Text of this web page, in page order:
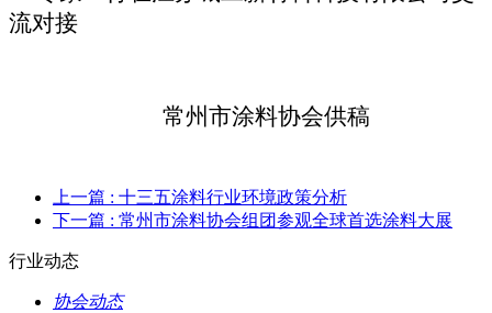
流对接
常州市涂料协会供稿
上一篇 : 十三五涂料行业环境政策分析
下一篇 : 常州市涂料协会组团参观全球首选涂料大展
行业动态
协会动态